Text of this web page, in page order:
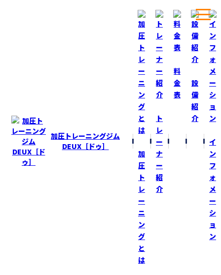
加圧トレーニングジム
DEUX［ドゥ］
加
圧
ト
レ
ー
ニ
ン
グ
と
は
ト
レ
ー
ナ
ー
紹
介
料
金
表
設
備
紹
介
イ
ン
フ
ォ
メ
ー
シ
ョ
ン
ありがとうございました！
ありがとうございました！
2022-6-25
誕生日を迎えて２日が経ちました！
今でも毎日“祝”メール、メッセージが届きます！
そして、プレゼントまで用意してくれた
『加圧ＤＥＵＸ』会員様、スタッフの皆さん
お祝いをしてくれた皆様、ありがとうございました！